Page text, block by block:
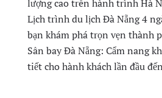
lượng cao trên hành trình Hà
Lịch trình du lịch Đà Nẵng 4
bạn khám phá trọn vẹn thành
Sân bay Đà Nẵng: Cẩm nang
tiết cho hành khách lần đầu